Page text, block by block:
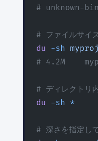
# unknown-
# ファイルサイ
du -sh
# 4.2M
# ディレクトリ
du -sh *
# 深さを指定し